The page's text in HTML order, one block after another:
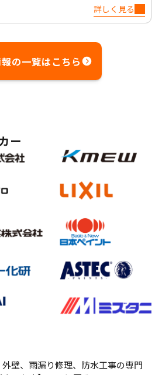
詳しく見る
の一覧はこちら
ー
壁、雨漏り修理、防水工事の専門